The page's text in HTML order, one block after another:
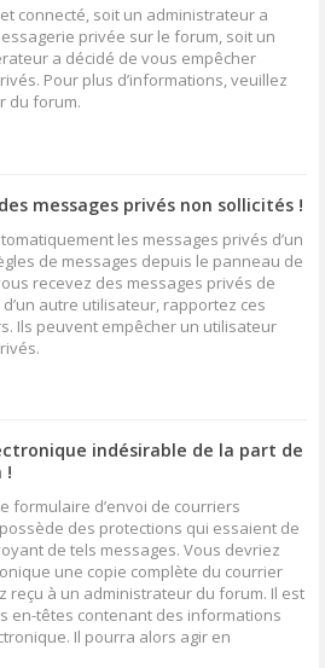
connecté, soit un administrateur a
privée sur le forum, soit un
a décidé de vous empêcher
Pour plus d’informations, veuillez
du forum.
messages privés non sollicités !
les messages privés d’un
de messages depuis le panneau de
recevez des messages privés de
autre utilisateur, rapportez ces
Ils peuvent empêcher un utilisateur
indésirable de la part de
!
formulaire d’envoi de courriers
des protections qui essaient de
de tels messages. Vous devriez
une copie complète du courrier
reçu à un administrateur du forum. Il est
en-têtes contenant des informations
Il pourra alors agir en